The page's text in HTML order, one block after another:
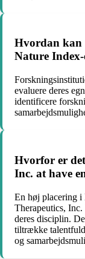
Hvordan kan
Nature Index-
evaluere deres
identificere
Hvorfor er
Inc. at have
En høj placering i
Therapeutics,
deres disciplin.
tiltrække
og